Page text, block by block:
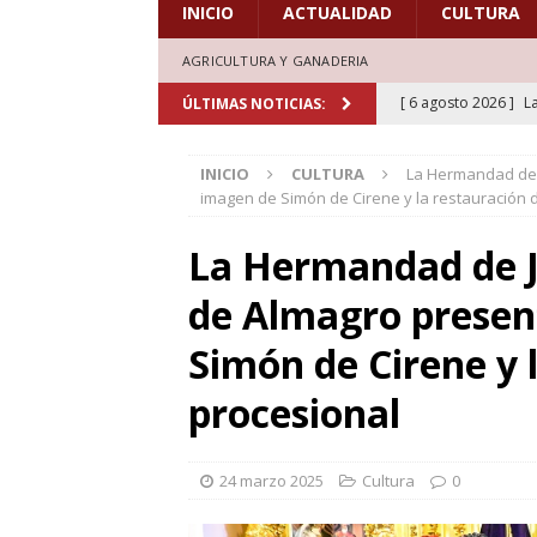
INICIO ACTUALIDAD CULTURA
AGRICULTURA Y GANADERIA
ÚLTIMAS NOTICIAS: [ 6 agosto 2026 ]
[ 6 agosto 2026 ]
[ 5 agosto 2026 ]
aficionados al
[ 5 agosto 2026 ]
INICIO CULTURA
La Hermandad
imagen de Simón de Cirene y la restauración
La Hermandad de
de Almagro
Simón de Cirene
procesional
24 marzo 2025 Cultura 0